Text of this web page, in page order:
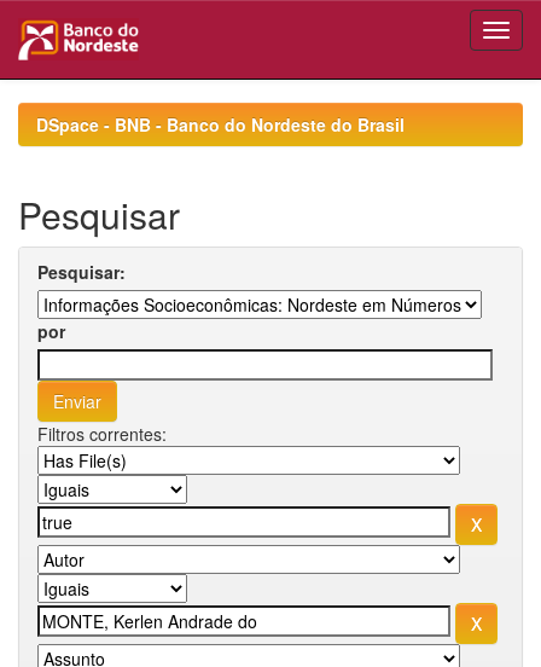
navigationDSpace - BNB - Banco do Nordeste do Brasil
Pesquisar
Pesquisar:
por
Filtros correntes: